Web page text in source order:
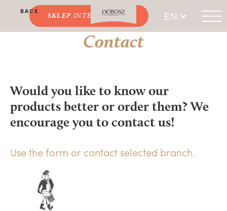
SKLEP INTERNETOWY EN
BACK
Contact
Would you like to know our
products better or order them? We
encourage you to contact us!
Use the form or contact selected branch.